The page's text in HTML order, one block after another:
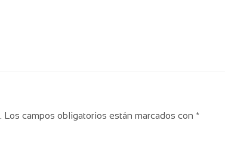
Los campos obligatorios están marcados con *